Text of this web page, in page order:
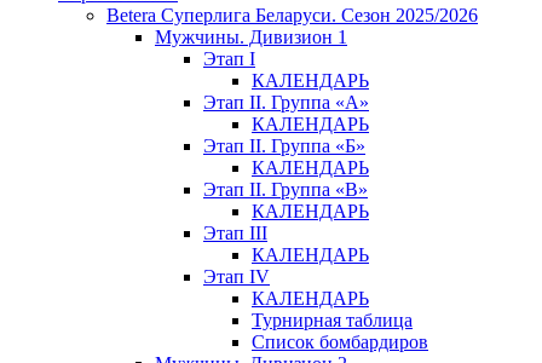
Betera Суперлига Беларуси. Сезон 2025/2026
Мужчины. Дивизион 1
Этап I
КАЛЕНДАРЬ
Этап II. Группа «А»
КАЛЕНДАРЬ
Этап II. Группа «Б»
КАЛЕНДАРЬ
Этап II. Группа «В»
КАЛЕНДАРЬ
Этап III
КАЛЕНДАРЬ
Этап IV
КАЛЕНДАРЬ
Турнирная таблица
Список бомбардиров